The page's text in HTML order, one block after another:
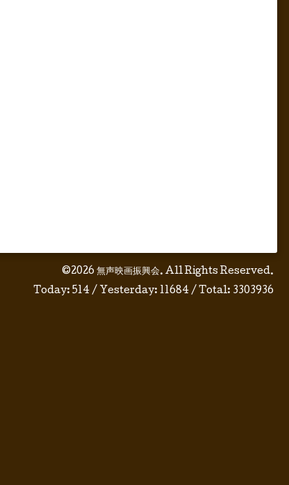
©2026 無声映画振興会. All Rights Reserved.
Today: 514 / Yesterday: 11684 / Total: 3303936